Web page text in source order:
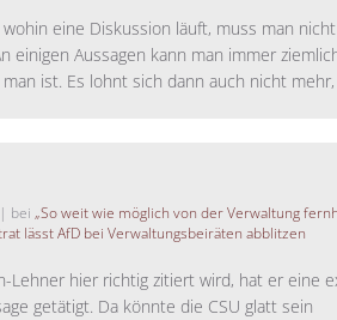
eine Diskussion läuft, muss man
einigen Aussagen kann man immer
ist. Es lohnt sich dann auch nicht mehr,
| bei „So weit wie möglich von der Verwaltung
lässt AfD bei Verwaltungsbeiräten abblitzen
Lehner hier richtig zitiert wird, hat er eine
getätigt. Da könnte die CSU glatt sein